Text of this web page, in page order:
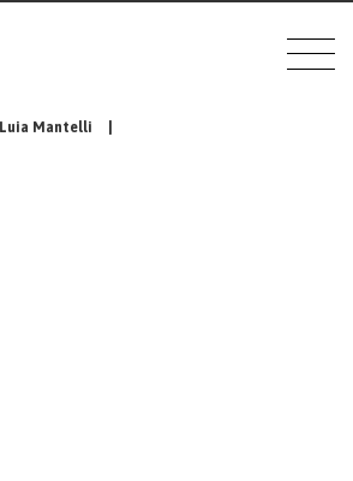
Luia Mantelli